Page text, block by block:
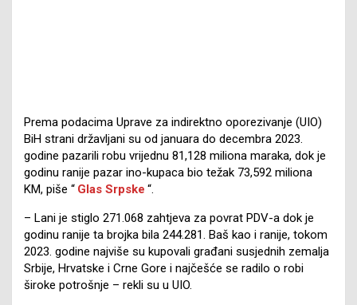
Prema podacima Uprave za indirektno oporezivanje (UIO)
BiH strani državljani su od januara do decembra 2023.
godine pazarili robu vrijednu 81,128 miliona maraka, dok je
godinu ranije pazar ino-kupaca bio težak 73,592 miliona
KM, piše “ Glas Srpske “.
– Lani je stiglo 271.068 zahtjeva za povrat PDV-a dok je
godinu ranije ta brojka bila 244.281. Baš kao i ranije, tokom
2023. godine najviše su kupovali građani susjednih zemalja
Srbije, Hrvatske i Crne Gore i najčešće se radilo o robi
široke potrošnje – rekli su u UIO.